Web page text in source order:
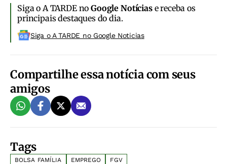
Siga o A TARDE noGoogle Notíciase receba os
principais destaques do dia.
Siga o A TARDE no Google Noticias
Compartilhe essa notícia com seus
amigos
Tags
BOLSA FAMÍLIA EMPREGO FGV